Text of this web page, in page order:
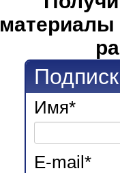
материалы
Имя*
E-mail*